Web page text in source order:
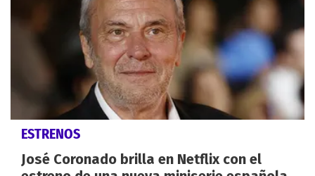
ESTRENOS
José Coronado brilla en Netflix con el